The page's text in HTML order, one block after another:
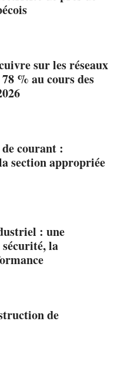
sur les réseaux
% au cours des
courant :
section appropriée
: une
la
de